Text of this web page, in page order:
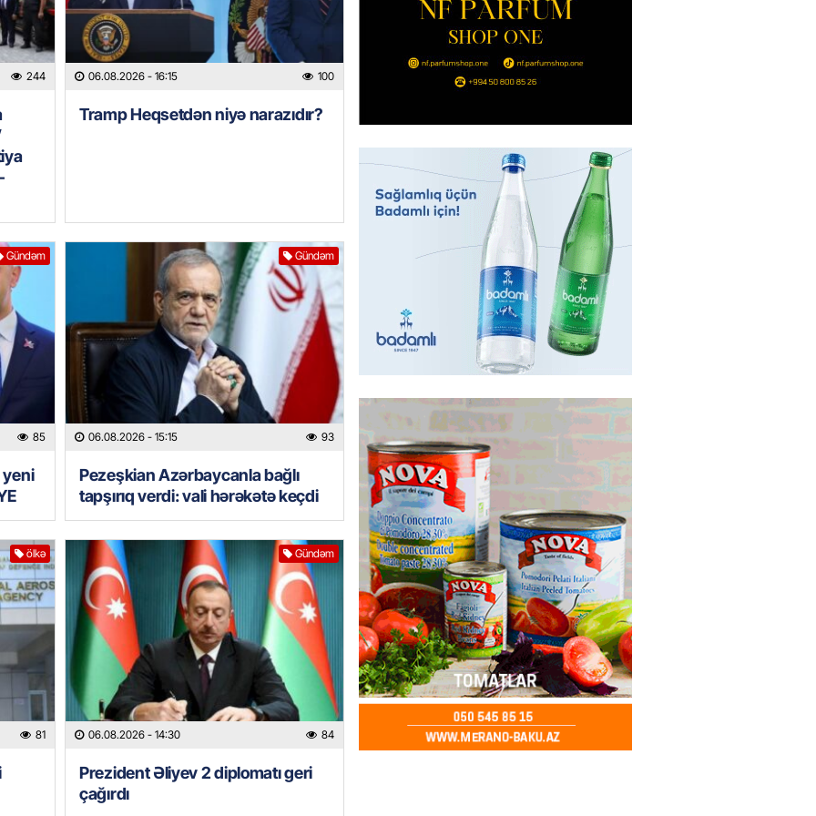
244 06.08.2026 - 16:15 100
Tramp Heqsetdən niyə narazıdır?
Gündəm
85
yeni
Gündəm
06.08.2026 - 15:15 93
Pezeşkian Azərbaycanla bağlı
tapşırıq verdi: vali hərəkətə keçdi
ölkə
81
Gündəm
06.08.2026 - 14:30 84
Prezident Əliyev 2 diplomatı geri
çağırdı
06.08.2026- 15:15
Birbank Star kartını indi sifariş
06.08.2026- 15:07 94
ÖLKƏ
Bu agentlikdə sədr müavinini AZCON
06.08.2026- 15:00 81
Azərbaycan Ukraynaya qaz tədarük
etməyə hazırdır – Ceyhun Bayramov
Prezident Əliyev 2 diplomatı geri çağırdı
06.08.2026- 14:30 84
GÜNDƏM
Jurnalistin dənizdə batan qardaşı tələbə
imiş
06.08.2026 - 14:15 84
MANŞET
Sarkisyanın əmlakı müsadirə EDİLDİ
06.08.2026- 14:00 84
İtaliyada zibil qutusuna atılan 1 milyon